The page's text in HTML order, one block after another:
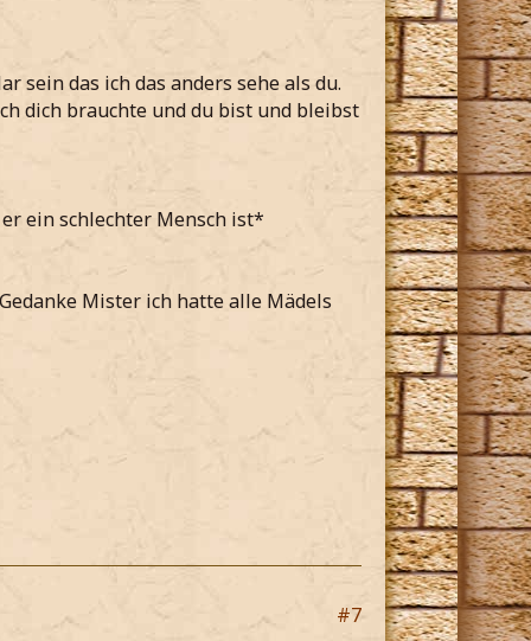
sein das ich das anders sehe als du.
dich brauchte und du bist und bleibst
ein schlechter Mensch ist*
Mister ich hatte alle Mädels
#7